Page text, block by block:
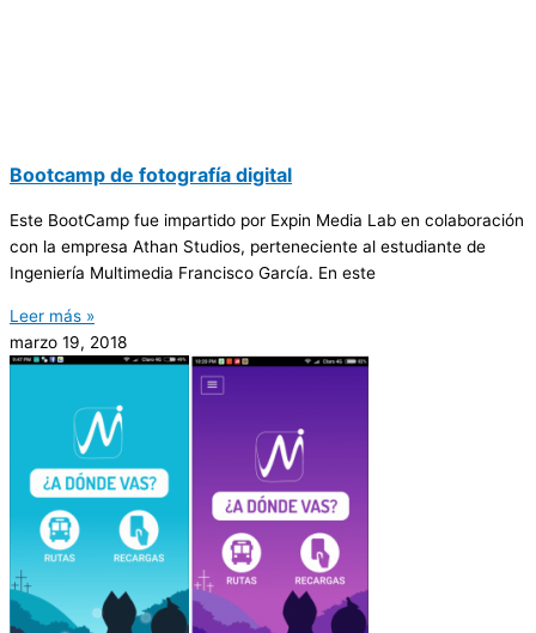
Bootcamp de fotografía digital
Este BootCamp fue impartido por Expin Media Lab en colaboración
con la empresa Athan Studios, perteneciente al estudiante de
Ingeniería Multimedia Francisco García. En este
Leer más »
marzo 19, 2018